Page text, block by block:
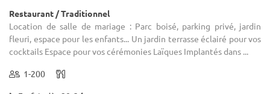
Restaurant / Traditionnel
Location de salle de mariage : Parc boisé, parking privé, jardin
fleuri, espace pour les enfants... Un jardin terrasse éclairé pour vos
cocktails Espace pour vos cérémonies Laïques Implantés dans ...
1-200